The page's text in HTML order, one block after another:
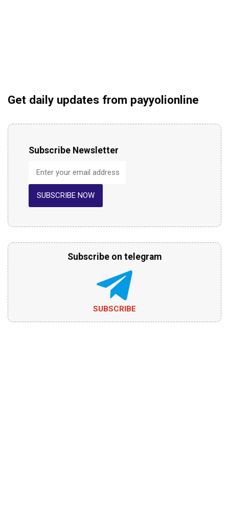
Get daily updates from payyolionline
Subscribe Newsletter
SUBSCRIBE NOW
Subscribe on telegram
SUBSCRIBE